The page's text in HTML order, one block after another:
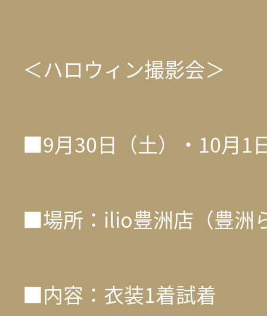
＜ハロウィン撮影会＞
■9月30日（土）・10月1
■場所：ilio豊洲店（豊洲
■内容：衣装1着